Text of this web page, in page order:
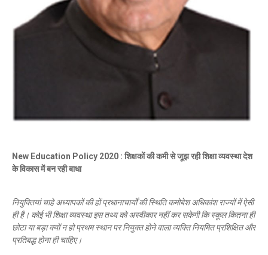
New Education Policy 2020 : शिक्षकों की कमी से जूझ रही शिक्षा व्यवस्था देश
के विकास में बन रही बाधा
नियुक्तियां चाहे अध्यापकों की हों प्रधानाचार्यों की स्थिति कमोबेश अधिकांश राज्यों में ऐसी
ही है। कोई भी शिक्षा व्यवस्था इस तथ्य को अस्वीकार नहीं कर सकेगी कि स्कूल कितना ही
छोटा या बड़ा क्यों न हो प्रथम स्थान पर नियुक्त होने वाला व्यक्ति नियमित प्रशिक्षित और
प्रतिबद्ध होना ही चाहिए।